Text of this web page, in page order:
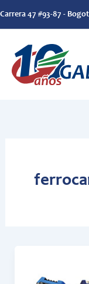
Carrera 47 #93-87 -